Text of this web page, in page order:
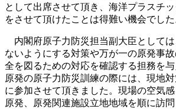
として出席させて頂き、海洋プラスチ
をさせて頂けたことは得難い機会でした
内閣府原子力防災担当副大臣として
ないようにする対策や万が一の原発事
全を図るための対応を確認する担務を与
原発の原子力防災訓練の際には、現地
に参加させて頂きました。現場の空気
原発、原発関連施設立地地域を順に訪問